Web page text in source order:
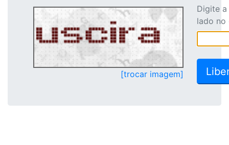
[trocar imagem]
Digite
lado no